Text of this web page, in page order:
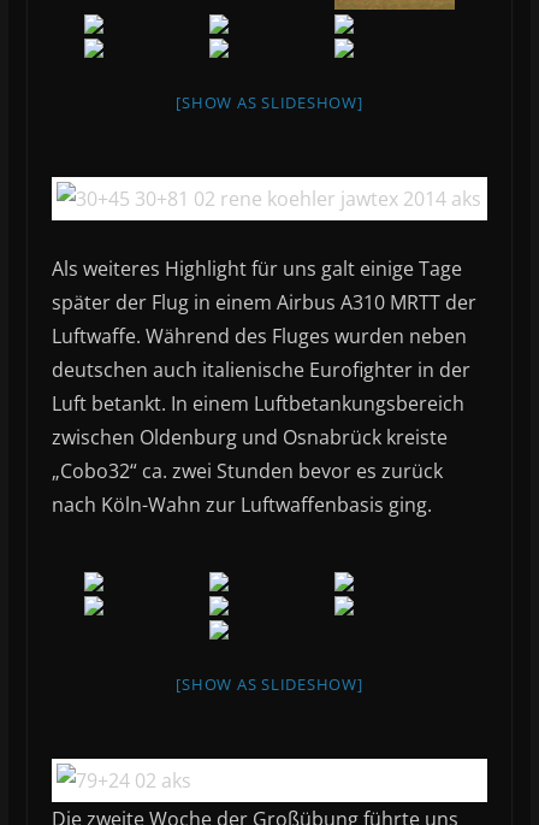
[SHOW AS SLIDESHOW]
Als weiteres Highlight für uns galt einige Tage
später der Flug in einem Airbus A310 MRTT der
Luftwaffe. Während des Fluges wurden neben
deutschen auch italienische Eurofighter in der
Luft betankt. In einem Luftbetankungsbereich
zwischen Oldenburg und Osnabrück kreiste
„Cobo32“ ca. zwei Stunden bevor es zurück
nach Köln-Wahn zur Luftwaffenbasis ging.
[SHOW AS SLIDESHOW]
Die zweite Woche der Großübung führte uns